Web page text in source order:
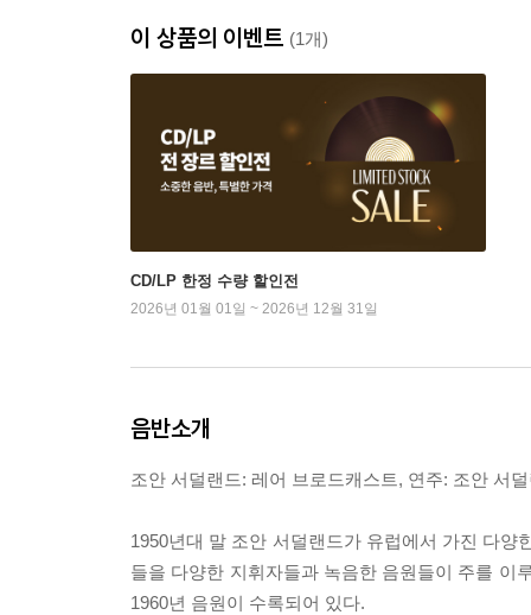
이 상품의 이벤트 (1개)
CD/LP 한정 수량 할인전
2026년 01월 01일 ~ 2026년 12월 31일
음반소개
조안 서덜랜드: 레어 브로드캐스트, 연주: 조안 서
1950년대 말 조안 서덜랜드가 유럽에서 가진 다
들을 다양한 지휘자들과 녹음한 음원들이 주를 이
1960년 음원이 수록되어 있다.